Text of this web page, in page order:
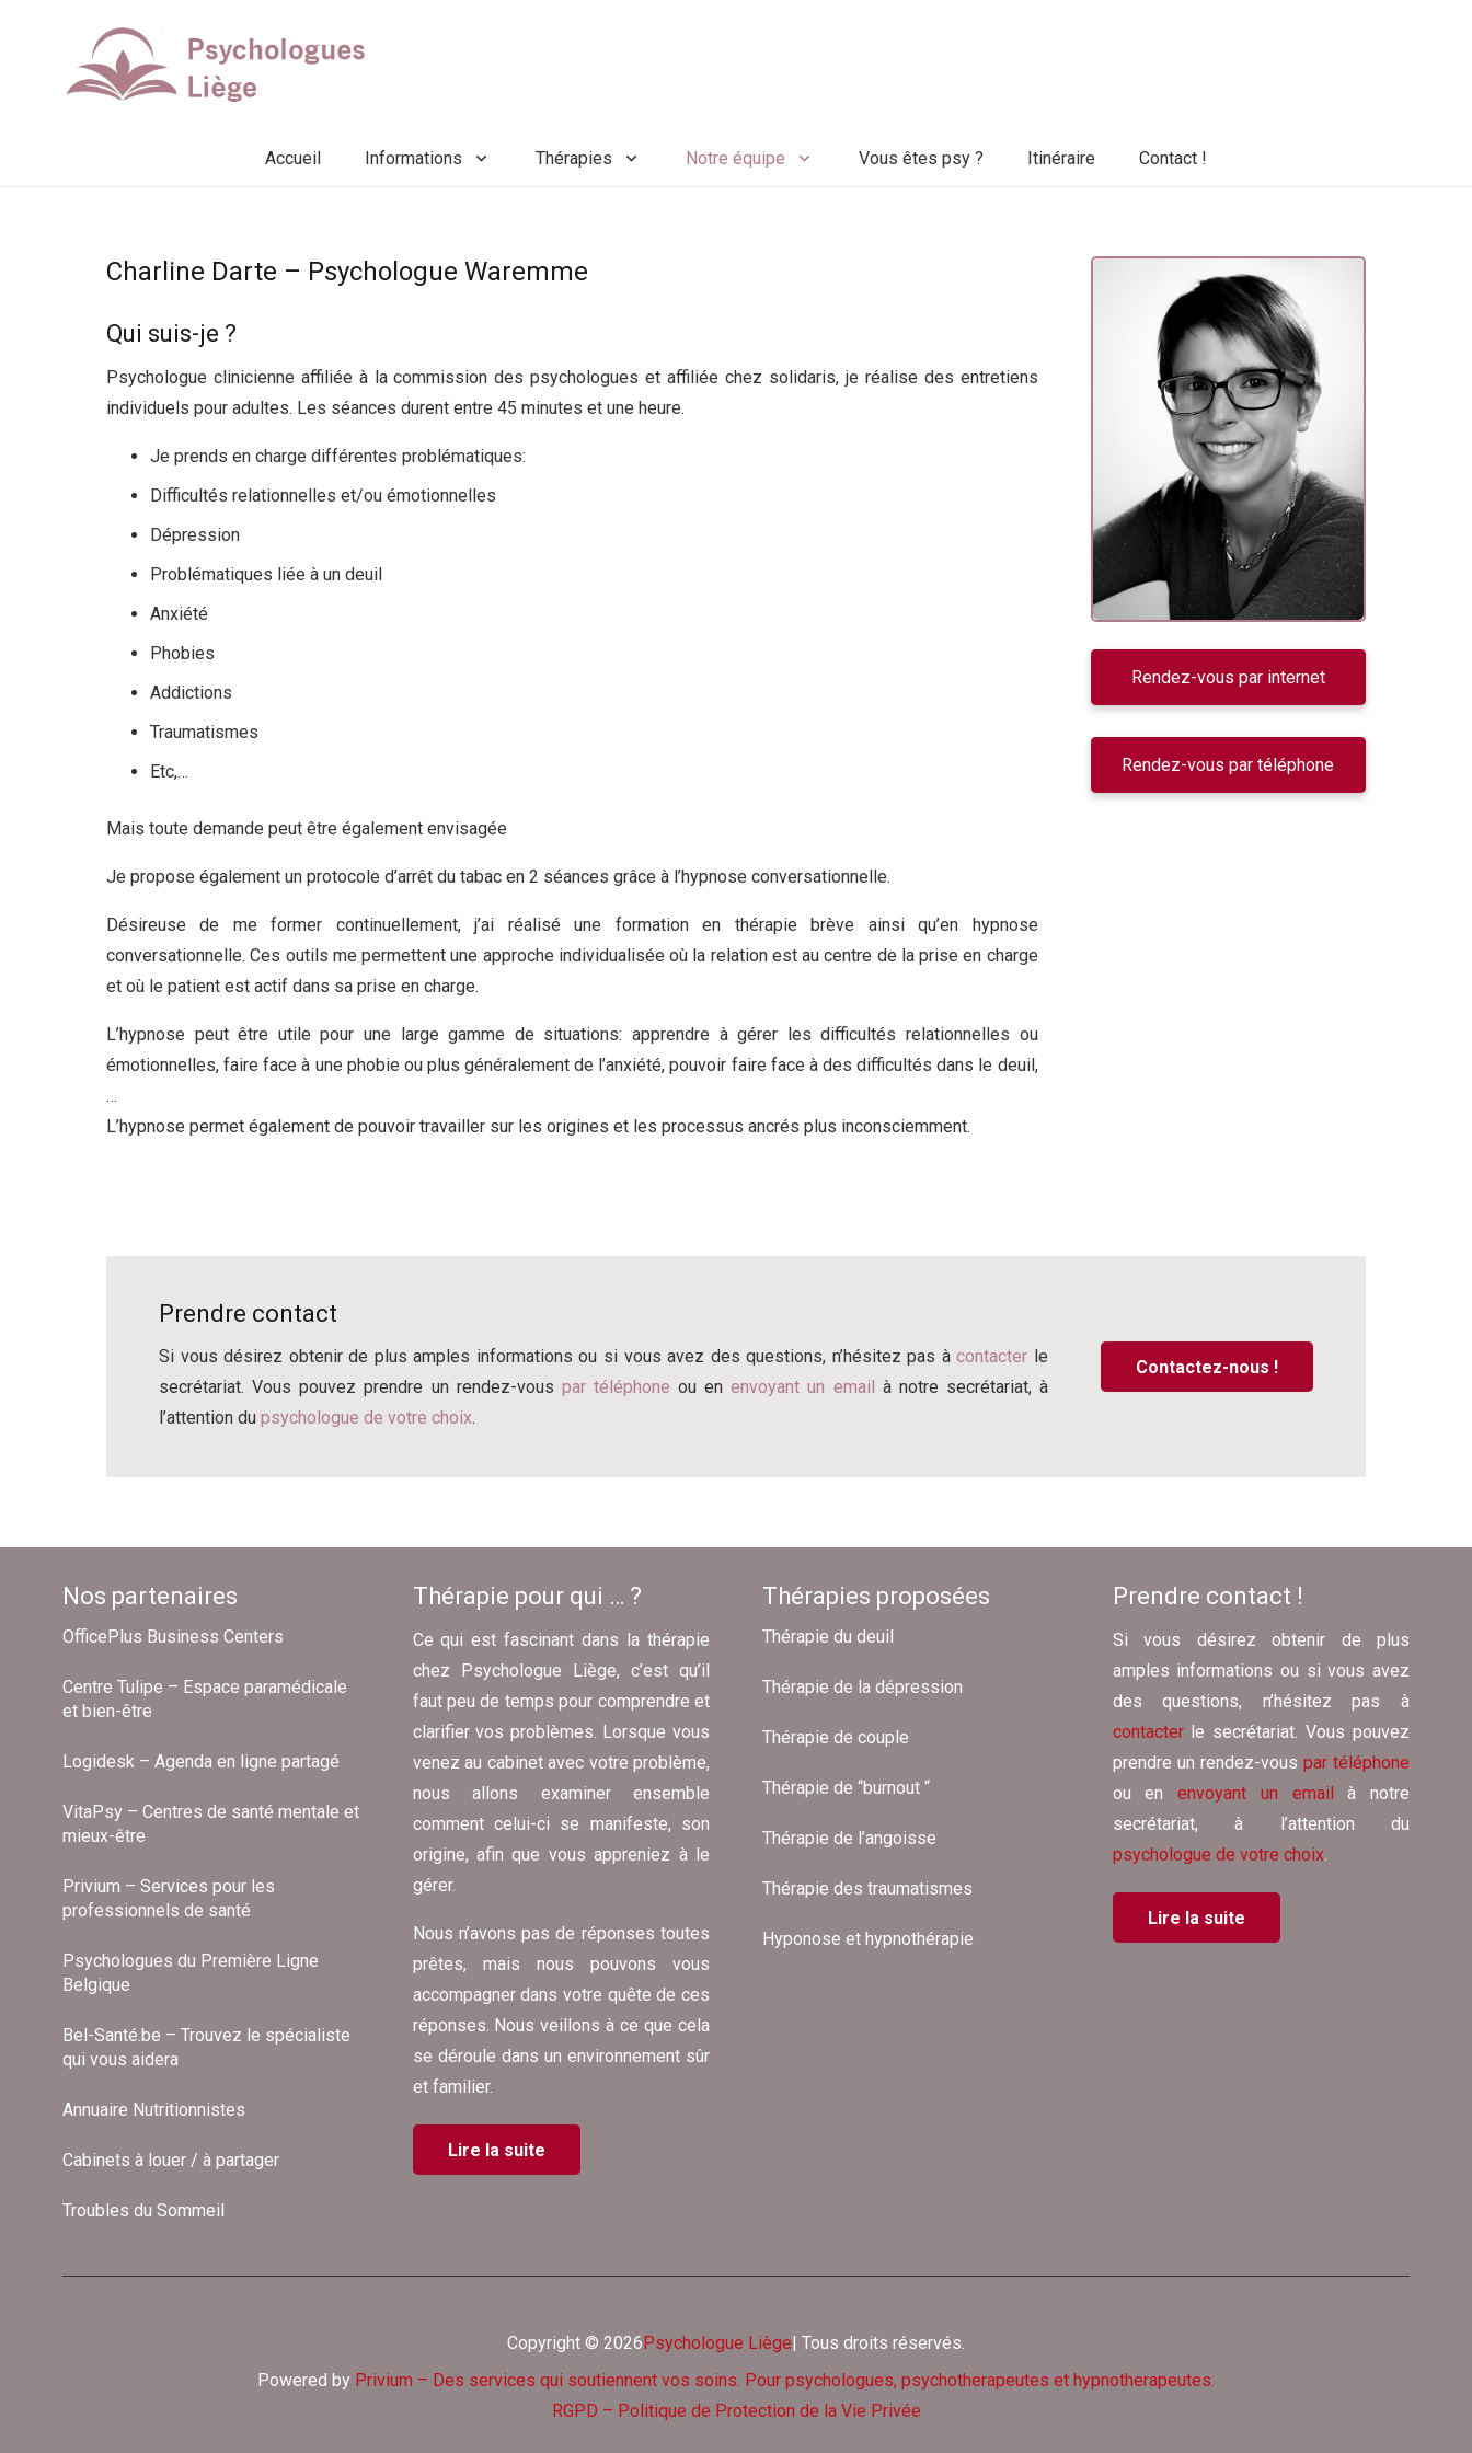
Accueil Informations Thérapies Notre équipe Vous êtes psy ? Itinéraire Contact !
Charline Darte – Psychologue Waremme
Qui suis-je ?
Psychologue clinicienne affiliée à la commission des psychologues et affiliée chez solidaris, je réalise des entretiens
individuels pour adultes. Les séances durent entre 45 minutes et une heure.
Je prends en charge différentes problématiques:
Difficultés relationnelles et/ou émotionnelles
Dépression
Problématiques liée à un deuil
Anxiété
Phobies
Addictions
Traumatismes
Etc,…
Mais toute demande peut être également envisagée
Je propose également un protocole d’arrêt du tabac en 2 séances grâce à l’hypnose conversationnelle.
Désireuse de me former continuellement, j’ai réalisé une formation en thérapie brève ainsi qu’en hypnose
conversationnelle. Ces outils me permettent une approche individualisée où la relation est au centre de la prise en charge
et où le patient est actif dans sa prise en charge.
L’hypnose peut être utile pour une large gamme de situations: apprendre à gérer les difficultés relationnelles ou
émotionnelles, faire face à une phobie ou plus généralement de l’anxiété, pouvoir faire face à des difficultés dans le deuil,
…
L’hypnose permet également de pouvoir travailler sur les origines et les processus ancrés plus inconsciemment.
Rendez-vous par internet
Rendez-vous par téléphone
Prendre contact
Si vous désirez obtenir de plus amples informations ou si vous avez des questions, n’hésitez pas àcontacter le
secrétariat. Vous pouvez prendre un rendez-vous par téléphone ou enenvoyant un email
à notre secrétariat, à
l’attention du psychologue de votre choix.
Contactez-nous !
Nos partenaires
OfficePlus Business Centers
Centre Tulipe – Espace paramédicale
et bien-être
Logidesk – Agenda en ligne partagé
VitaPsy – Centres de santé mentale et
mieux-être
Privium – Services pour les
professionnels de santé
Psychologues du Première Ligne
Belgique
Bel-Santé.be – Trouvez le spécialiste
qui vous aidera
Annuaire Nutritionnistes
Cabinets à louer / à partager
Troubles du Sommeil
Thérapie pour qui … ?
Ce qui est fascinant dans la thérapie
chez Psychologue Liège, c’est qu’il
faut peu de temps pour comprendre et
clarifier vos problèmes. Lorsque vous
venez au cabinet avec votre problème,
nous allons examiner ensemble
comment celui-ci se manifeste, son
origine, afin que vous appreniez à le
gérer.
Nous n’avons pas de réponses toutes
prêtes, mais nous pouvons vous
accompagner dans votre quête de ces
réponses. Nous veillons à ce que cela
se déroule dans un environnement sûr
et familier.
Lire la suite
Thérapies proposées
Thérapie du deuil
Thérapie de la dépression
Thérapie de couple
Thérapie de “burnout “
Thérapie de l’angoisse
Thérapie des traumatismes
Hyponose et hypnothérapie
Prendre contact !
Si vous désirez obtenir de plus
amples informations ou si vous avez
des questions, n’hésitez pas à
contacterle secrétariat. Vous pouvez
prendre un rendez-vous par téléphone
ou en envoyant un email
à notre
secrétariat, à l’attention du
psychologue de votre choix.
Lire la suite
Copyright © 2026 Psychologue Liège | Tous droits réservés.
Powered by Privium – Des services qui soutiennent vos soins. Pour psychologues, psychotherapeutes et hypnotherapeutes.
RGPD – Politique de Protection de la Vie Privée